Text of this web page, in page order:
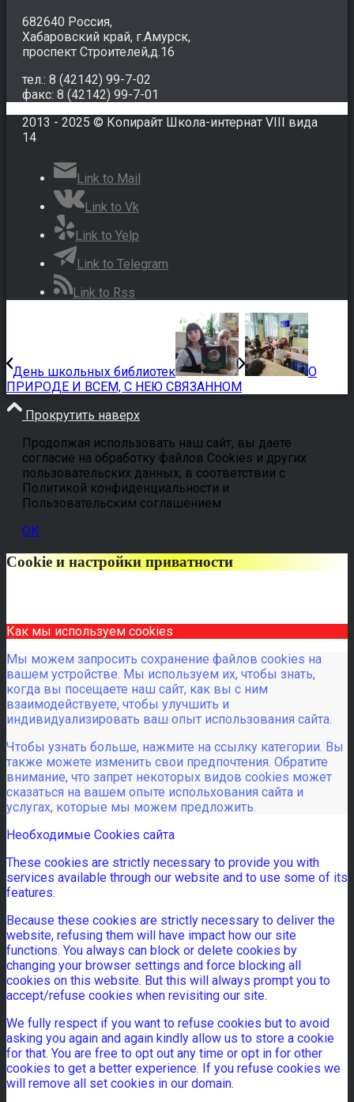
682640 Россия,
Хабаровский край, г.Амурск,
проспект Строителей,д.16
тел.: 8 (42142) 99-7-02
факс: 8 (42142) 99-7-01
2013 - 2025 © Копирайт Школа-интернат VIII вида
14
Link to Mail
Link to Vk
Link to Yelp
Link to Telegram
Link to Rss
День школьных библиотек
О
ПРИРОДЕ И ВСЕМ, С НЕЮ СВЯЗАННОМ
Прокрутить наверх
Продолжая использовать наш сайт, вы даете
согласие на обработку файлов Cookies и других
пользовательских данных, в соответствии с
Политикой конфиденциальности и
Пользовательским соглашением
OK
Cookie и настройки приватности
Как мы используем cookies
Мы можем запросить сохранение файлов cookies на
вашем устройстве. Мы используем их, чтобы знать,
когда вы посещаете наш сайт, как вы с ним
взаимодействуете, чтобы улучшить и
индивидуализировать ваш опыт использования сайта.
Чтобы узнать больше, нажмите на ссылку категории. Вы
также можете изменить свои предпочтения. Обратите
внимание, что запрет некоторых видов cookies может
сказаться на вашем опыте испольхования сайта и
услугах, которые мы можем предложить.
Необходимые Cookies сайта
These cookies are strictly necessary to provide you with
services available through our website and to use some of its
features.
Because these cookies are strictly necessary to deliver the
website, refusing them will have impact how our site
functions. You always can block or delete cookies by
changing your browser settings and force blocking all
cookies on this website. But this will always prompt you to
accept/refuse cookies when revisiting our site.
We fully respect if you want to refuse cookies but to avoid
asking you again and again kindly allow us to store a cookie
for that. You are free to opt out any time or opt in for other
cookies to get a better experience. If you refuse cookies we
will remove all set cookies in our domain.